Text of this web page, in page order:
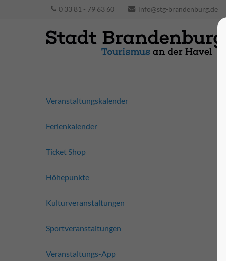
0 33 81 - 79 63 60 info@stg-brandenburg.de
Veranstaltungskalender
Ferienkalender
Ticket Shop
Höhepunkte
Kulturveranstaltungen
Sportveranstaltungen
Veranstaltungs-App